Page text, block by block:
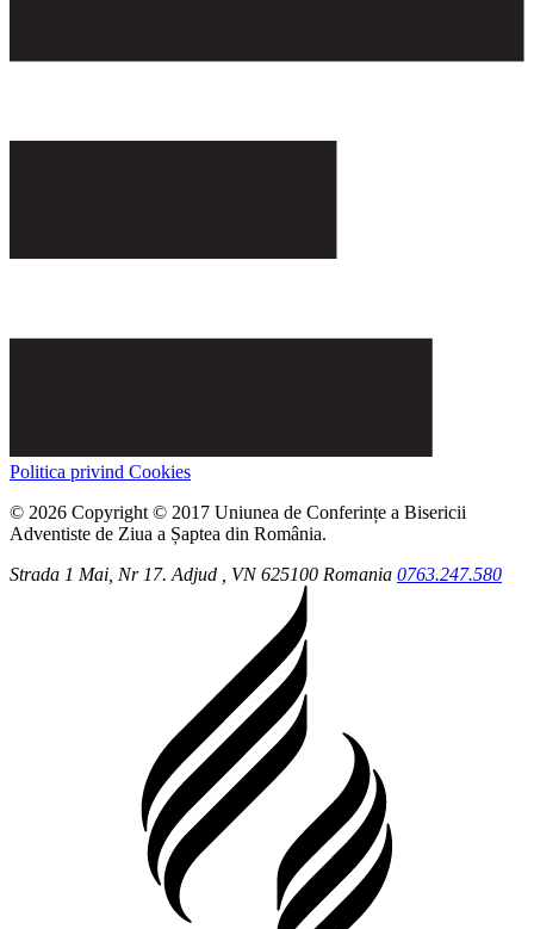
Politica privind Cookies
© 2026 Copyright © 2017 Uniunea de Conferințe a Bisericii
Adventiste de Ziua a Șaptea din România.
Strada 1 Mai, Nr 17.Adjud , VN 625100 Romania 0763.247.580